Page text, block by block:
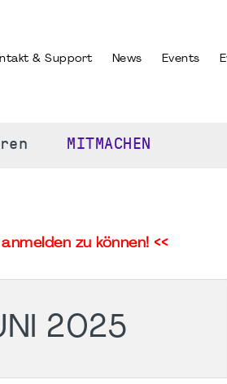
& Support News Events
MITMACHEN
zu können! <<
2025